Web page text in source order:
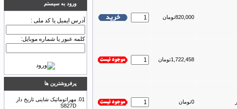
ورود به سيستم
آدرس ایمیل یا کد ملی :
کلمه عبور یا شماره موبایل:
پرفروشترين ها
01. مهراتوماتیک شاینی تاریخ دار
S827D